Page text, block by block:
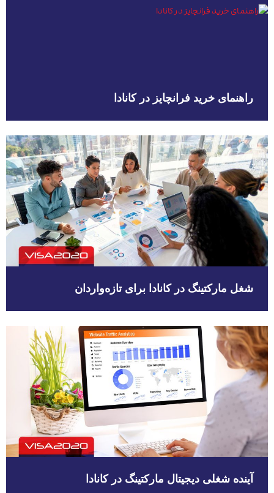
راهنمای خرید فرانچایز در کانادا
شغل مارکتینگ در کانادا برای تازه‌واردان
آینده شغلی دیجیتال مارکتینگ در کانادا